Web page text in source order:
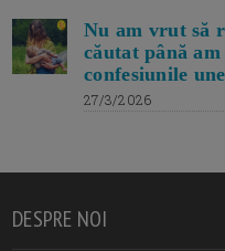
Nu am vrut să
căutat până
confesiunile
27/3/2026
DESPRE NOI